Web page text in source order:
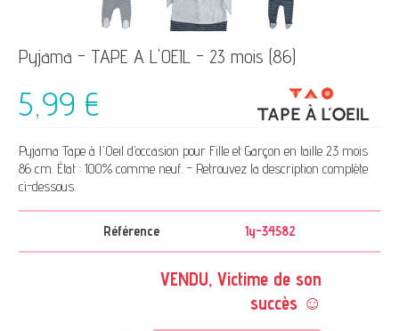
Pyjama - TAPE A L'OEIL - 23 mois (86)
5,99 €
Pyjama Tape à l'Oeil d’occasion pour Fille et Garçon en taille 23 mois
86 cm. État : 100% comme neuf. – Retrouvez la description complète
ci-dessous.
Référence 1y-34582
VENDU, Victime de son
succès ☺